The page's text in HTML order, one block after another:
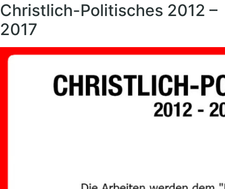
Christlich-Politisches 2012 –
2017